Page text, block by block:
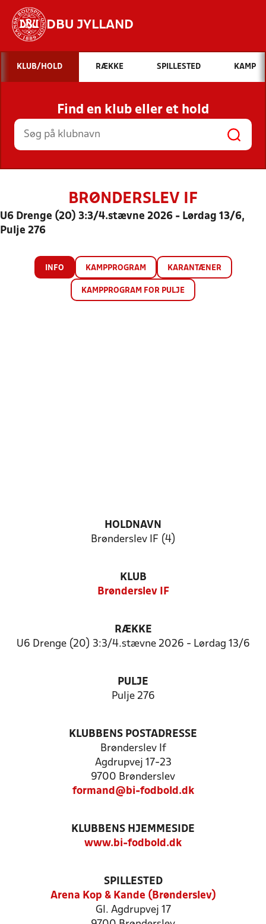
DBU JYLLAND
Hvad vil du søge efter?
INDHOLD OG NYHEDER
STILLINGER, RESULTATER, KLUBBER OG
HOLD
KLUB/HOLD RÆKKE SPILLESTED KAMP
Find en klub eller et hold
BRØNDERSLEV IF
U6 Drenge (20) 3:3/4.stævne 2026 - Lørdag 13/6,
Pulje 276
INFO KAMPPROGRAM KARANTÆNER
KAMPPROGRAM FOR PULJE
HOLDNAVN
Brønderslev IF (4)
KLUB
Brønderslev IF
RÆKKE
U6 Drenge (20) 3:3/4.stævne 2026 - Lørdag 13/6
PULJE
Pulje 276
KLUBBENS POSTADRESSE
Brønderslev If
Agdrupvej 17-23
9700 Brønderslev
formand@bi-fodbold.dk
KLUBBENS HJEMMESIDE
www.bi-fodbold.dk
SPILLESTED
Arena Kop & Kande (Brønderslev)
Gl. Agdrupvej 17